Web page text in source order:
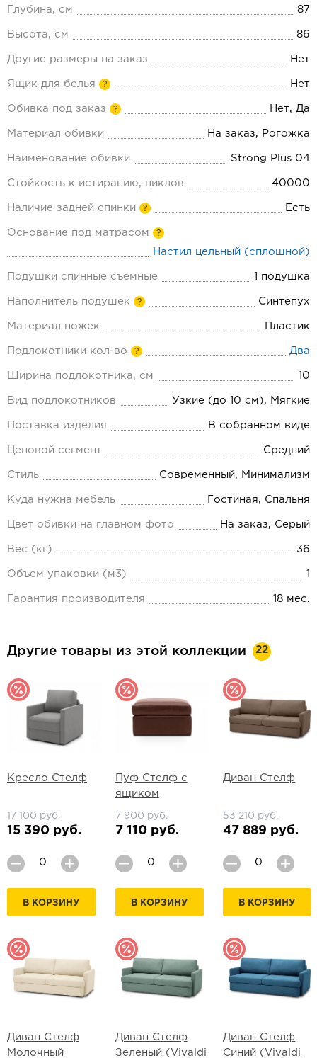
Глубина, см 87
Высота, см 86
Другие размеры на заказ Нет
Ящик для белья ? Нет
Обивка под заказ ? Нет, Да
Материал обивки На заказ, Рогожка
Наименование обивки Strong Plus 04
Стойкость к истиранию, циклов 40000
Наличие задней спинки ? Есть
Основание под матрасом ?
Настил цельный (сплошной)
Подушки спинные съемные 1 подушка
Наполнитель подушек ? Синтепух
Материал ножек Пластик
Подлокотники кол-во ? Два
Ширина подлокотника, см 10
Вид подлокотников Узкие (до 10 см), Мягкие
Поставка изделия В собранном виде
Ценовой сегмент Средний
Стиль Современный, Минимализм
Куда нужна мебель Гостиная, Спальня
Цвет обивки на главном фото На заказ, Серый
Вес (кг) 36
Объем упаковки (м3)
Гарантия производителя 18 мес.
Другие товары из этой коллекции 22
Кресло Стелф
17 100 руб.
15 390 руб.
В КОРЗИНУ
Пуф Стелф с
ящиком
7 900 руб.
7 110 руб.
В КОРЗИНУ
Диван Стелф
53 210 руб.
47 889 руб.
В КОРЗИНУ
Диван Стелф
Молочный
Диван Стелф
Зеленый (Vivaldi
Диван Стелф
Синий (Vivaldi